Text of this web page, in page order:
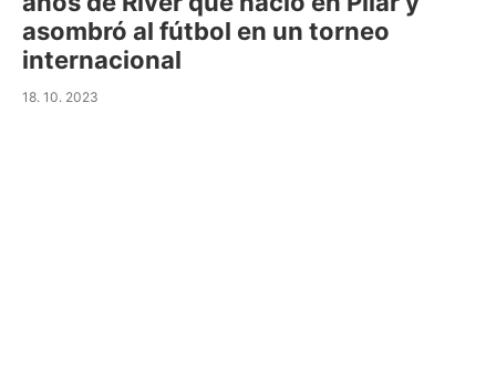
asombró al fútbol en un torneo
internacional
18. 10. 2023